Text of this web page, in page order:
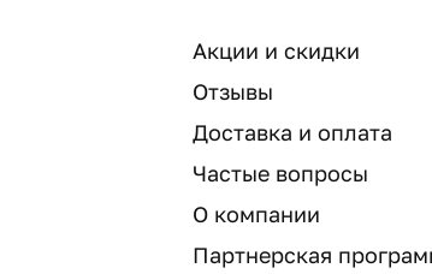
Акции и скидки
Отзывы
Доставка и оплата
Частые вопросы
О компании
Партнерская